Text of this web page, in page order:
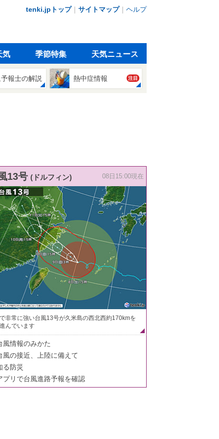
tenki.jpトップ｜ サイトマップ｜ ヘルプ
気 季節特集 天気ニュース
報士の解説 熱中症情報 注目
13号 (ドルフィン) 08日15:00現在
非常に強い台風13号が久米島の西北西約170kmを
んでいます
風情報のみかた
風の接近、上陸に備えて
る防災
プリで台風進路予報を確認